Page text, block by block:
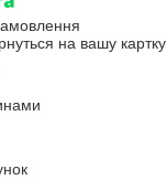
на вашу картку